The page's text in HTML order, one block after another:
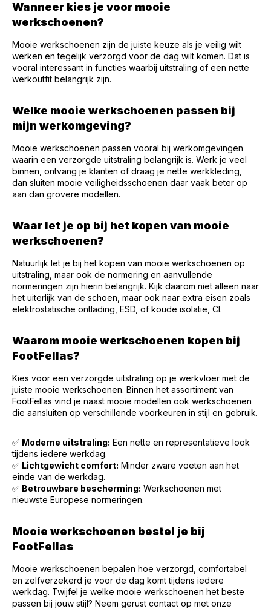
Wanneer kies je voor mooie
werkschoenen?
Mooie werkschoenen zijn de juiste keuze als je veilig wilt
werken en tegelijk verzorgd voor de dag wilt komen. Dat is
vooral interessant in functies waarbij uitstraling of een nette
werkoutfit belangrijk zijn.
Welke mooie werkschoenen passen bij
mijn werkomgeving?
Mooie werkschoenen passen vooral bij werkomgevingen
waarin een verzorgde uitstraling belangrijk is. Werk je veel
binnen, ontvang je klanten of draag je nette werkkleding,
dan sluiten mooie veiligheidsschoenen daar vaak beter op
aan dan grovere modellen.
Waar let je op bij het kopen van mooie
werkschoenen?
Natuurlijk let je bij het kopen van mooie werkschoenen op
uitstraling, maar ook de normering en aanvullende
normeringen zijn hierin belangrijk. Kijk daarom niet alleen naar
het uiterlijk van de schoen, maar ook naar extra eisen zoals
elektrostatische ontlading, ESD, of koude isolatie, CI.
Waarom mooie werkschoenen kopen bij
FootFellas?
Kies voor een verzorgde uitstraling op je werkvloer met de
juiste mooie werkschoenen. Binnen het assortiment van
FootFellas vind je naast mooie modellen ook werkschoenen
die aansluiten op verschillende voorkeuren in stijl en gebruik.
✅ Moderne uitstraling: Een nette en representatieve look
tijdens iedere werkdag.
✅ Lichtgewicht comfort: Minder zware voeten aan het
einde van de werkdag.
✅ Betrouwbare bescherming: Werkschoenen met
nieuwste Europese normeringen.
Mooie werkschoenen bestel je bij
FootFellas
Mooie werkschoenen bepalen hoe verzorgd, comfortabel
en zelfverzekerd je voor de dag komt tijdens iedere
werkdag. Twijfel je welke mooie werkschoenen het beste
passen bij jouw stijl? Neem gerust contact op met onze